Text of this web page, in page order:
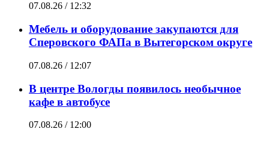
07.08.26 / 12:32
Мебель и оборудование закупаются для
Сперовского ФАПа в Вытегорском округе
07.08.26 / 12:07
В центре Вологды появилось необычное
кафе в автобусе
07.08.26 / 12:00